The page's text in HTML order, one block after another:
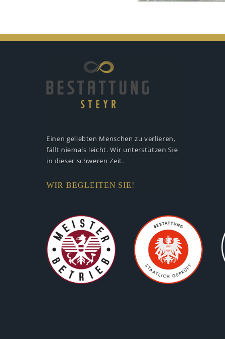
Einen geliebten Menschen zu verlieren,
fällt niemals leicht. Wir unterstützen Sie
in dieser schweren Zeit.
WIR BEGLEITEN SIE!